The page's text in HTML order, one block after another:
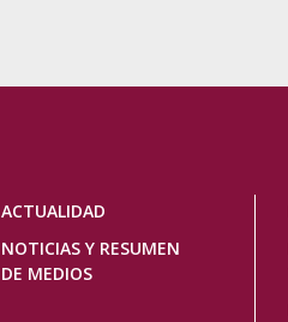
ACTUALIDAD
NOTICIAS Y RESUMEN
DE MEDIOS